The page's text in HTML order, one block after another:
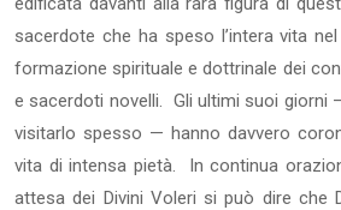
sacerdote che ha speso l’intera vita
formazione spirituale e dottrinale dei
e sacerdoti novelli. Gli ultimi suoi giorni
visitarlo spesso — hanno davvero
vita di intensa pietà. In continua
attesa dei Divini Voleri si può dire che